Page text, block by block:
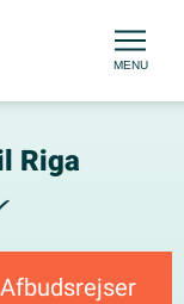
MENU
Riga
Afbudsrejser